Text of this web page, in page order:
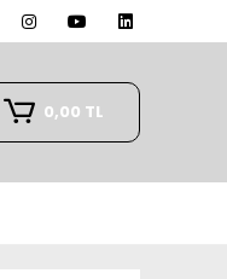
0,00 TL